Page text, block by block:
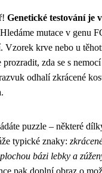
Genetické testování je
mutace v genu
Vzorek krve nebo u
zda se s
odhalí zkrácené
puzzle – některé
typické znaky:
bázi lebky a